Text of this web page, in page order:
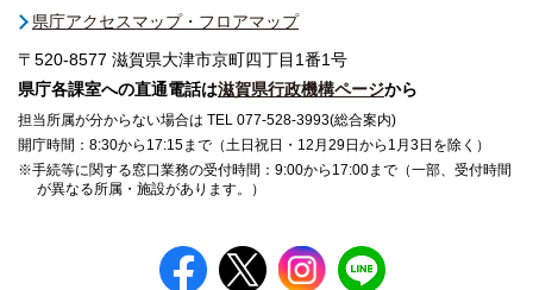
県庁アクセスマップ・フロアマップ
〒520-8577 滋賀県大津市京町四丁目1番1号
県庁各課室への直通電話は滋賀県行政機構ページから
担当所属が分からない場合は TEL 077-528-3993(総合案内)
開庁時間：8:30から17:15まで（土日祝日・12月29日から1月3日を除く）
※手続等に関する窓口業務の受付時間：9:00から17:00まで（一部、受付時間
が異なる所属・施設があります。）